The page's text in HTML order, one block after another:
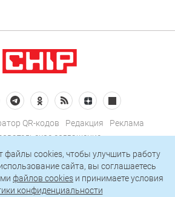
QR-кодов Редакция
Реклама
соглашение
конфиденциальности
на рассылку
файлы cookies, чтобы улучшить работу
сайта, вы соглашаетесь
файлов cookies и принимаете условия
конфиденциальности